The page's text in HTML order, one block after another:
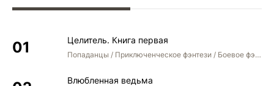
Целитель. Книга первая
Попаданцы / Приключенческое фэнтези / Боевое фэнтези
Влюбленная ведьма